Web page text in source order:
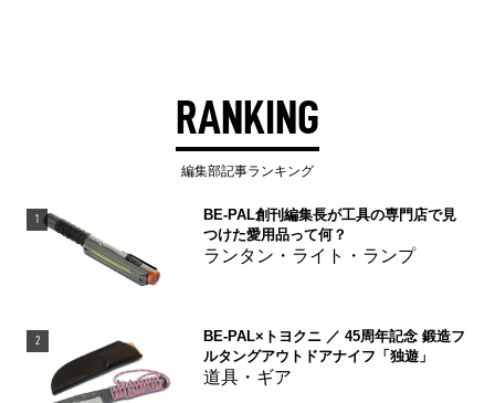
RANKING
編集部記事ランキング
1
BE-PAL創刊編集長が工具の専門店で見
つけた愛用品って何？
ランタン・ライト・ランプ
2
BE-PAL×トヨクニ ／ 45周年記念 鍛造フ
ルタングアウトドアナイフ「独遊」
道具・ギア